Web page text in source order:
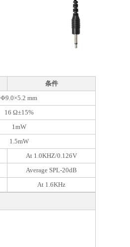
条件
Φ9.0×5.2 mm
16 Ω±15%
1mW
1.5mW
At 1.0KHZ/0.126V
Average SPL-20dB
At 1.6KHz